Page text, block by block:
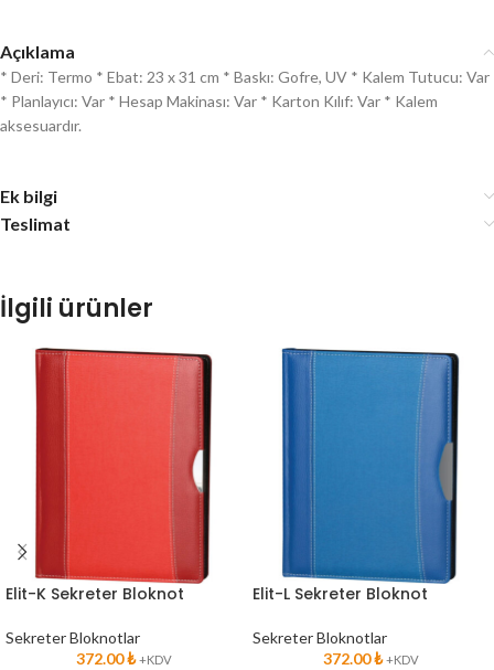
Açıklama
* Deri: Termo * Ebat: 23 x 31 cm * Baskı: Gofre, UV * Kalem Tutucu: Var
* Planlayıcı: Var * Hesap Makinası: Var * Karton Kılıf: Var * Kalem
aksesuardır.
Ek bilgi
Teslimat
İlgili ürünler
Elit-K Sekreter Bloknot
Sekreter Bloknotlar
372.00₺ +KDV
Elit-L Sekreter Bloknot
Sekreter Bloknotlar
372.00₺ +KDV